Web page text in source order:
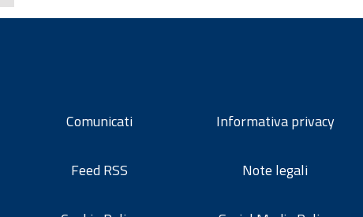
Comunicati
Feed RSS
Informativa privacy
Note legali